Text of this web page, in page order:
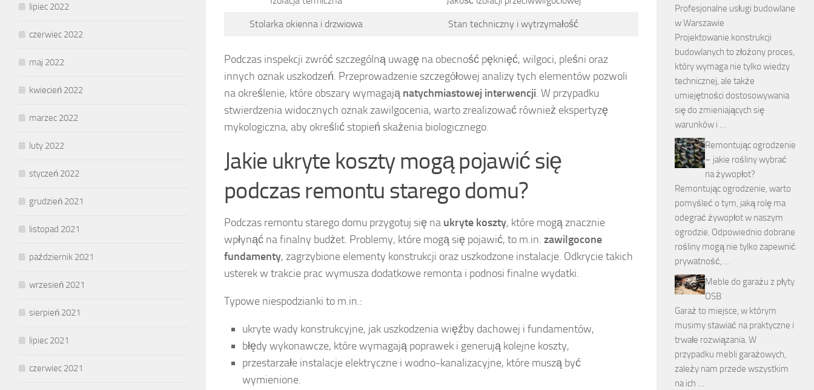
Stolarka okienna i drzwiowa Stan techniczny i wytrzymałość
Podczas inspekcji zwróć szczególną uwagę na obecność pęknięć, wilgoci, pleśni oraz
innych oznak uszkodzeń. Przeprowadzenie szczegółowej analizy tych elementów pozwoli
na określenie, które obszary wymagają natychmiastowej interwencji. W przypadku
stwierdzenia widocznych oznak zawilgocenia, warto zrealizować również ekspertyzę
mykologiczna, aby określić stopień skażenia biologicznego.
Jakie ukryte koszty mogą pojawić się
podczas remontu starego domu?
Podczas remontu starego domu przygotuj się na ukryte koszty, które mogą znacznie
wpłynąć na finalny budżet. Problemy, które mogą się pojawić, to m.in. zawilgocone
fundamenty, zagrzybione elementy konstrukcji oraz uszkodzone instalacje. Odkrycie takich
usterek w trakcie prac wymusza dodatkowe remonta i podnosi finalne wydatki.
Typowe niespodzianki to m.in.:
ukryte wady konstrukcyjne, jak uszkodzenia więźby dachowej i fundamentów,
błędy wykonawcze, które wymagają poprawek i generują kolejne koszty,
przestarzałe instalacje elektryczne i wodno-kanalizacyjne, które muszą być
wymienione.
lipiec 2022
czerwiec 2022
maj 2022
kwiecień 2022
marzec 2022
luty 2022
styczeń 2022
grudzień 2021
listopad 2021
październik 2021
wrzesień 2021
sierpień 2021
lipiec 2021
czerwiec 2021
Profesjonalne usługi budowlane
w Warszawie
Projektowanie konstrukcji
budowlanych to złożony proces,
który wymaga nie tylko wiedzy
technicznej, ale także
umiejętności dostosowywania
się do zmieniających się
warunków i …
Remontując ogrodzenie
– jakie rośliny wybrać
na żywopłot?
Remontując ogrodzenie, warto
pomyśleć o tym, jaką rolę ma
odegrać żywopłot w naszym
ogrodzie. Odpowiednio dobrane
rośliny mogą nie tylko zapewnić
prywatność, …
Meble do garażu z płyty
OSB
Garaż to miejsce, w którym
musimy stawiać na praktyczne i
trwałe rozwiązania. W
przypadku mebli garażowych,
zależy nam przede wszystkim
na ich …